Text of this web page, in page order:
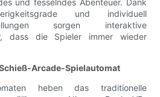
und fesselndes Abenteuer. Dank
und individuell
sorgen interaktive
dass die Spieler immer wieder
Arcade-Spielautomat
heben das traditionelle